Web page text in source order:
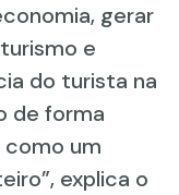
gerar
e
do turista na
de forma
como um
explica o